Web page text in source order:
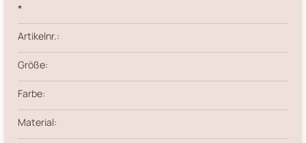
*
Artikelnr.:
Größe:
Farbe:
Material: